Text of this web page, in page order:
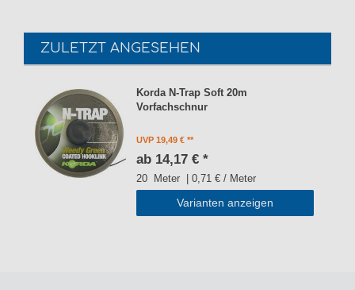
ZULETZT ANGESEHEN
Korda N-Trap Soft 20m
Vorfachschnur
UVP 19,49 €
ab 14,17 € *
20 Meter | 0,71 € / Meter
Varianten anzeigen